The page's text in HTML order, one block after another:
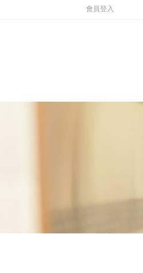
會員登入